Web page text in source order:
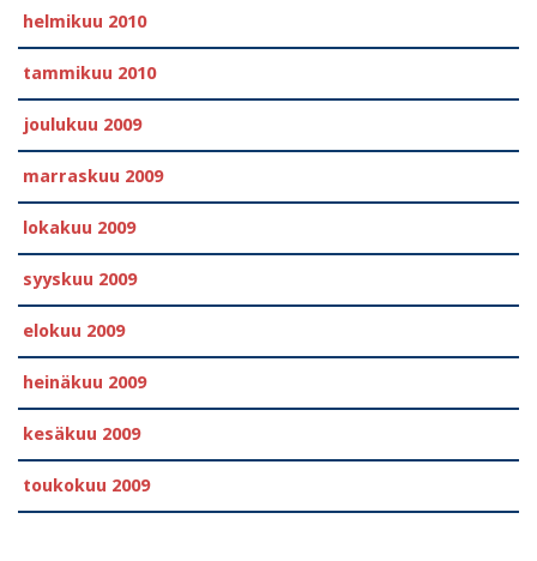
helmikuu 2010
tammikuu 2010
joulukuu 2009
marraskuu 2009
lokakuu 2009
syyskuu 2009
elokuu 2009
heinäkuu 2009
kesäkuu 2009
toukokuu 2009